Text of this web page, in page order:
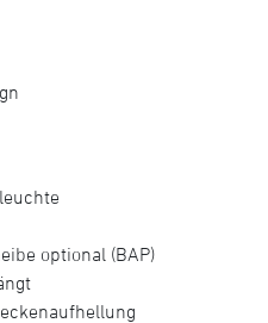
optional (BAP)